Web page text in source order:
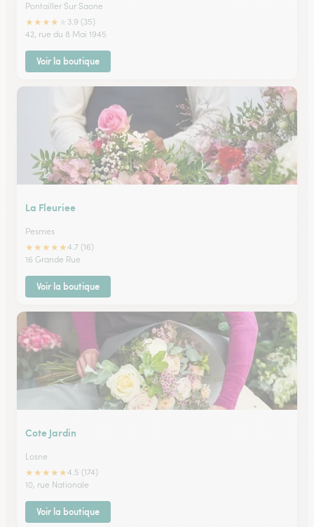
Pontailler Sur Saone
★★★★
3.9 (35)
42, rue du 8 Mai 1945
Voir la boutique
La Fleuriee
Pesmes
★★★★★4.7 (16)
16 Grande Rue
Voir la boutique
Cote Jardin
Losne
★★★★★4.5 (174)
10, rue Nationale
Voir la boutique